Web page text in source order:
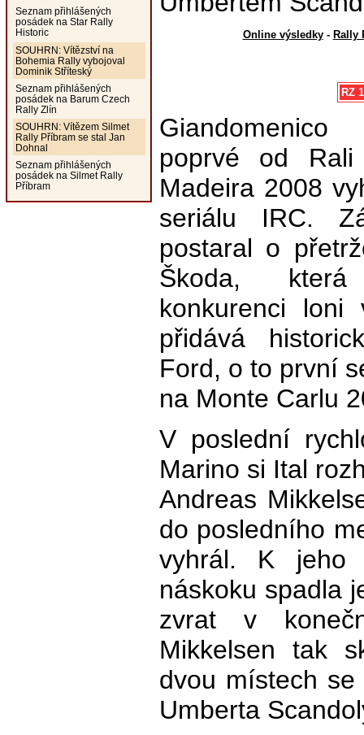
Seznam přihlášených
posádek na Star Rally
Historic
SOUHRN: Vítězství na
Bohemia Rally vybojoval
Dominik Stříteský
Seznam přihlášených
posádek na Barum Czech
Rally Zlín
SOUHRN: Vítězem Silmet
Rally Příbram se stal Jan
Dohnal
Seznam přihlášených
posádek na Silmet Rally
Příbram
Online výsledky- Rally
RZ
poprvé od
Madeira 2008
seriálu IRC.
postaral o
Škoda, která
konkurenci loni
přidává
Ford, o to první
na Monte Carlu
V poslední
Marino si Ital
Andreas
do posledního
vyhrál. K jeho
náskoku spadla
zvrat v
Mikkelsen tak
dvou místech
Umberta